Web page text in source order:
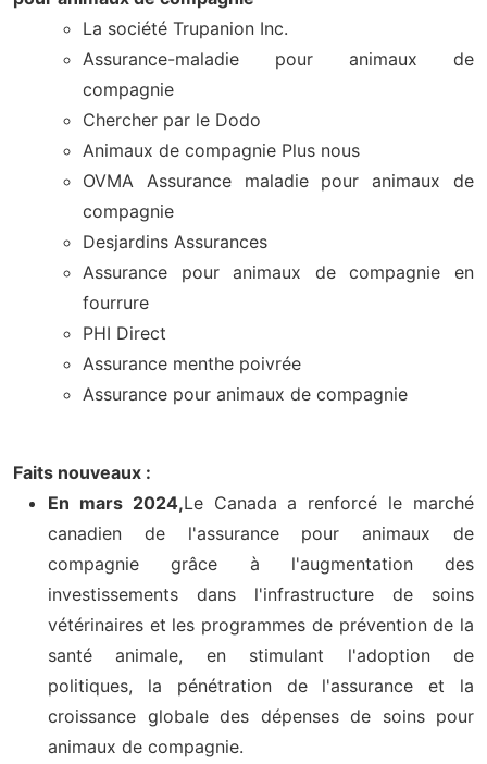
La société Trupanion Inc.
Assurance-maladie pour animaux de
compagnie
Chercher par le Dodo
Animaux de compagnie Plus nous
OVMA Assurance maladie pour animaux de
compagnie
Desjardins Assurances
Assurance pour animaux de compagnie en
fourrure
PHI Direct
Assurance menthe poivrée
Assurance pour animaux de compagnie
Faits nouveaux :
En mars 2024,Le Canada a renforcé le marché
canadien de l'assurance pour animaux de
compagnie grâce à l'augmentation des
investissements dans l'infrastructure de soins
vétérinaires et les programmes de prévention de la
santé animale, en stimulant l'adoption de
politiques, la pénétration de l'assurance et la
croissance globale des dépenses de soins pour
animaux de compagnie.